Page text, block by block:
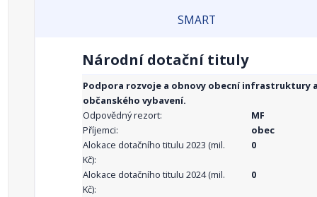
SMART
Národní dotační tituly
Podpora rozvoje a obnovy obecní infrastruktury
občanského vybavení.
Odpovědný rezort:
MF
Příjemci:
obec
Alokace dotačního titulu 2023 (mil.
Kč):
0
Alokace dotačního titulu 2024 (mil.
Kč):
0